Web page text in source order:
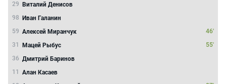
29 Виталий Денисов
98 Иван Галанин
59 Алексей Миранчук
46'
31
Мацей Рыбус
55'
36 Дмитрий Баринов
11
Алан Касаев